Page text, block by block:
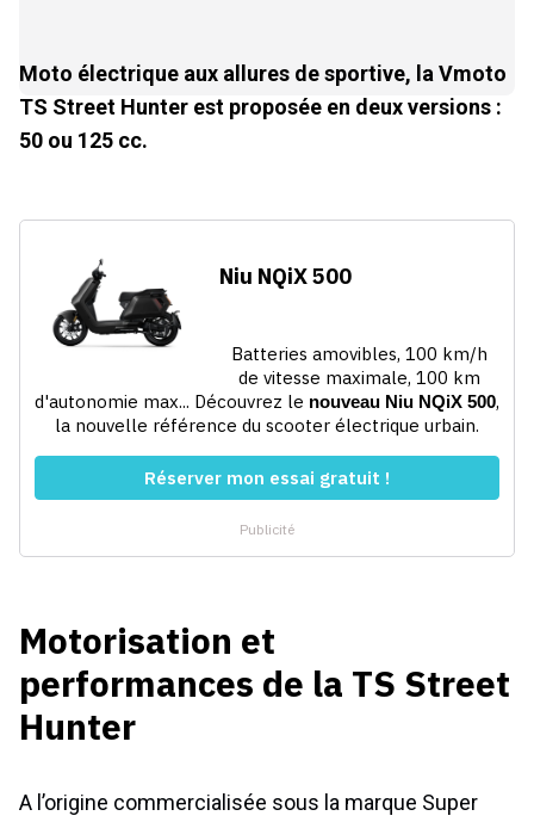
Moto électrique aux allures de sportive, la Vmoto
TS Street Hunter est proposée en deux versions :
50 ou 125 cc.
Motorisation et
performances de la TS Street
Hunter
A l’origine commercialisée sous la marque Super